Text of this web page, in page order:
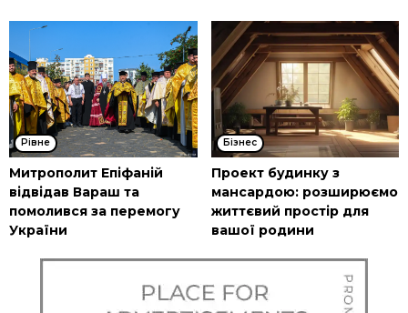
Рівне
Митрополит Епіфаній
відвідав Вараш та
помолився за перемогу
України
Бізнес
Проект будинку з
мансардою: розширюємо
життєвий простір для
вашої родини